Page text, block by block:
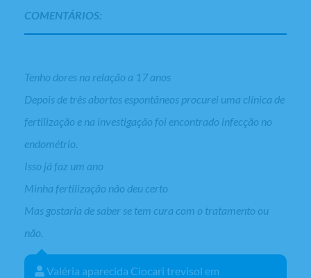
COMENTÁRIOS:
Tenho dores na relação a 17 anos
Depois de três abortos espontâneos procurei uma clínica de
fertilização e na investigação foi encontrado infecção no
endométrio.
Isso já faz um ano
Minha fertilização não deu certo
Mas gostaria de saber se tem cura com o tratamento ou
não.
Valéria aparecida Ciocari trevisol em